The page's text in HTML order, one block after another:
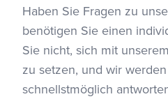
Haben Sie Fragen zu
benötigen Sie einen
Sie nicht, sich mit
zu setzen, und wir
schnellstmöglich